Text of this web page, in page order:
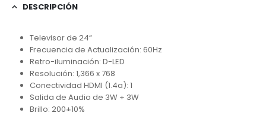
DESCRIPCIÓN
Televisor de 24“
Frecuencia de Actualización: 60Hz
Retro-iluminación: D-LED
Resolución: 1,366 x 768
Conectividad HDMI (1.4a): 1
Salida de Audio de 3W + 3W
Brillo: 200±10%